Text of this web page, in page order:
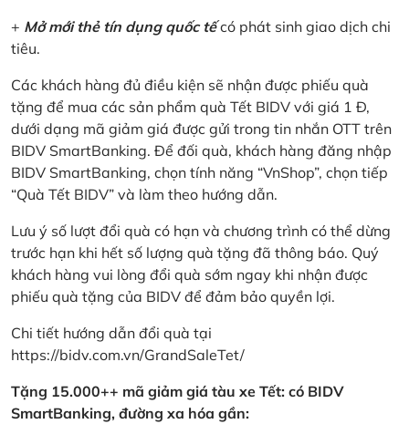
+ Mở mới thẻ tín dụng quốc tếcó phát sinh giao dịch chi
tiêu.
Các khách hàng đủ điều kiện sẽ nhận được phiếu quà
tặng để mua các sản phẩm quà Tết BIDV với giá 1 Đ,
dưới dạng mã giảm giá được gửi trong tin nhắn OTT trên
BIDV SmartBanking. Để đối quà, khách hàng đăng nhập
BIDV SmartBanking, chọn tính năng “VnShop”, chọn tiếp
“Quà Tết BIDV” và làm theo hướng dẫn.
Lưu ý số lượt đổi quà có hạn và chương trình có thể dừng
trước hạn khi hết số lượng quà tặng đã thông báo. Quý
khách hàng vui lòng đổi quà sớm ngay khi nhận được
phiếu quà tặng của BIDV để đảm bảo quyền lợi.
Chi tiết hướng dẫn đổi quà tại
https://bidv.com.vn/GrandSaleTet/
Tặng 15.000++ mã giảm giá tàu xe Tết: có BIDV
SmartBanking, đường xa hóa gần: